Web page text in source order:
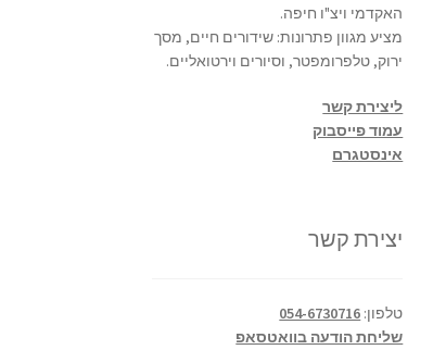
האקדמי ויצ"ו חיפה.
מציע מגוון פתרונות: שידורים חיים, מסך
ירוק, טלפרומפטר, וסיורים וירטואליים.
ליצירת קשר
עמוד פייסבוק
אינסטגרם
יצירת קשר
טלפון: 054-6730716
שליחת הודעה בוואטסאפ